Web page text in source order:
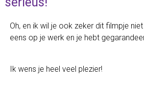
Oh, en ik wil je ook zeker dit filmpje
eens op je werk en je hebt
Ik wens je heel veel plezier!